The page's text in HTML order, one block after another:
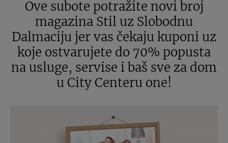
Ove subote potražite novi broj
magazina Stil uz Slobodnu
Dalmaciju jer vas čekaju kuponi uz
koje ostvarujete do 70% popusta
na usluge, servise i baš sve za dom
u City Centeru one!